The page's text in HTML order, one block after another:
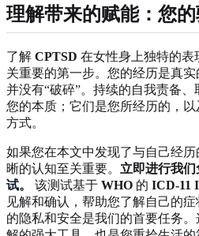
理解带来的赋能：您
了解 CPTSD 在女性身上独特的表
关重要的第一步。您的经历是真
并没有“破碎”。持续的自我责备
您的本质；它们是您所经历的，
方式。
如果您在本文中发现了与自己经
晰的认知至关重要。 立即进行我
试。 该测试基于 WHO 的 ICD-11
见解和确认，帮助您了解自己的
的隐私和安全是我们的首要任务